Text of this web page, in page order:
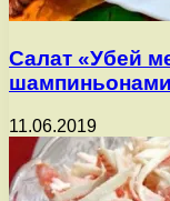
Салат «Убей
шампиньонами
11.06.2019